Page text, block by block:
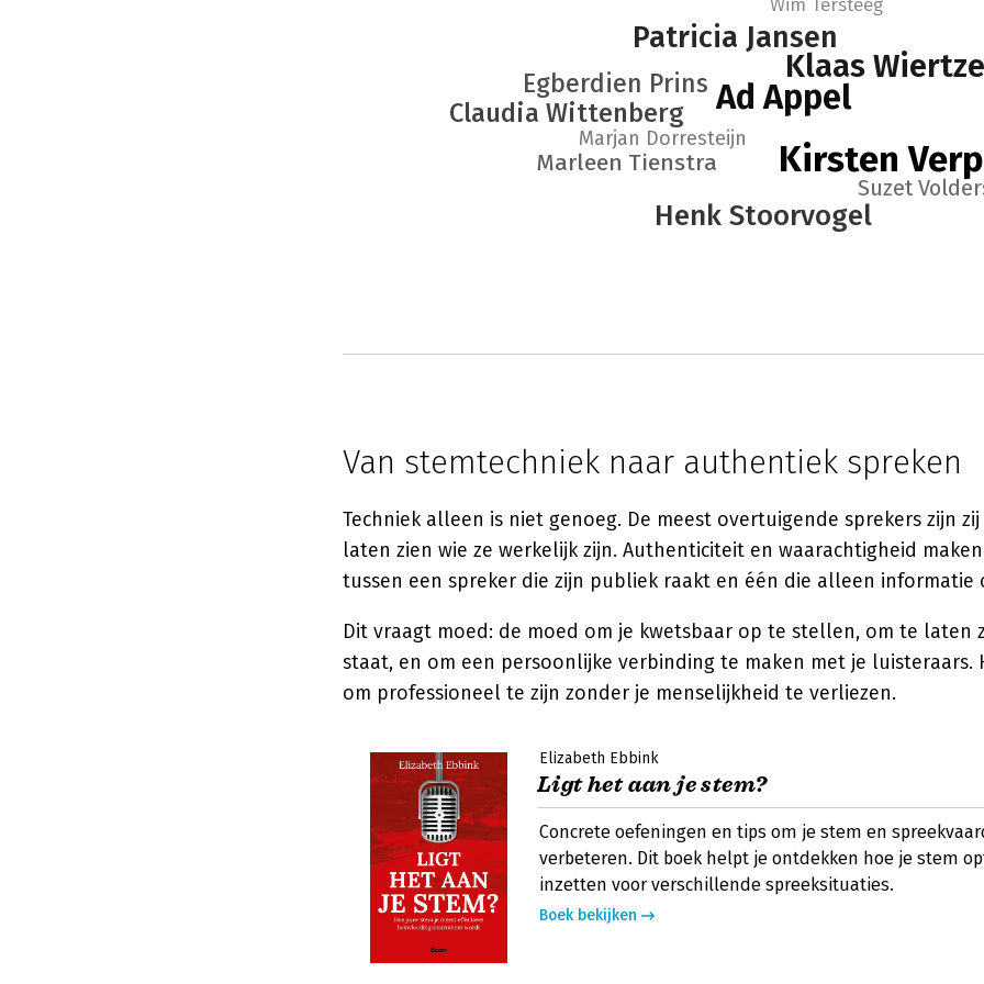
Kirsten
Ad Appel
Klaas
Patricia Jansen
Henk Stoorvogel
Claudia Wittenberg
Egberdien Prins
Marleen Tienstra
Suzet
Marjan Dorresteijn
Wim Tersteeg
Van stemtechniek naar authentiek spreken
Techniek alleen is niet genoeg. De meest overtuigende sprekers zijn
laten zien wie ze werkelijk zijn. Authenticiteit en waarachtigheid
tussen een spreker die zijn publiek raakt en één die alleen informatie
Dit vraagt moed: de moed om je kwetsbaar op te stellen, om te laten
staat, en om een persoonlijke verbinding te maken met je luisteraars.
om professioneel te zijn zonder je menselijkheid te verliezen.
Elizabeth Ebbink
Ligt het aan je stem?
Concrete oefeningen en tips om je stem en
verbeteren. Dit boek helpt je ontdekken hoe je stem
inzetten voor verschillende spreeksituaties.
Boek bekijken